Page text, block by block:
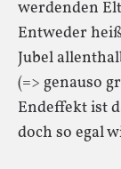
werdenden
Entweder
Jubel
(=> genauso
Endeffekt ist
doch so egal